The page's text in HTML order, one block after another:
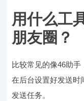
用什么工
朋友圈？
比较常见的像46助
在后台设置好发送时
发送任务。